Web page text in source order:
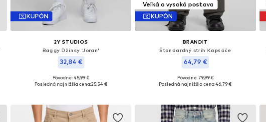
KUPÓN
2Y STUDIOS
Baggy Džínsy 'Joran'
32,84 €
Pôvodne: 45,99 €
Posledná najnižšia cena:25,54 €
Veľká a vysoká postava
KUPÓN
BRANDIT
Štandardný strih Kapsáče
64,79 €
Dostupné veľkosti: 36 x 34
Pôvodne: 79,99 €
Posledná najnižšia cena:46,79 €